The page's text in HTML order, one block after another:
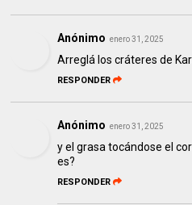
Anónimo enero 31, 2025
Arreglá los cráteres de
RESPONDER
Anónimo enero 31, 2025
y el grasa tocándose el
es?
RESPONDER